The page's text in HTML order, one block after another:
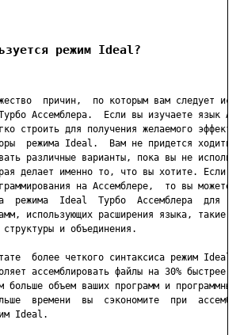
режим Ideal?
причин,  по которым вам следует
Ассемблера.  Если вы изучаете язык
строить для получения желаемого эффекта
режима Ideal.  Вам не придется ходить
различные варианты, пока вы не
делает именно то, что вы хотите. Если у
на Ассемблере,  то вы можете
режима  Ideal  Турбо  Ассемблера  для
использующих расширения языка, такие,
и объединения.
более четкого синтаксиса режим Ideal
ассемблировать файлы на 30% быстрее,
больше объем ваших программ и программных
времени  вы  сэкономите  при
Ideal.